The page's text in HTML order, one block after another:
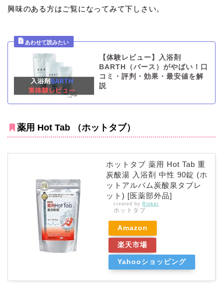
興味のある方はご覧になってみて下しさい。
【体験レビュー】入浴剤
BARTH（バース）がやばい！口
コミ・評判・効果・最安値を解
説
薬用 Hot Tab （ホットタブ）
ホットタブ 薬用 Hot Tab 重
炭酸湯 入浴剤 中性 90錠 (ホ
ットアルバム炭酸泉タブレ
ット) [医薬部外品]
created by Rinker
ホットタブ
Amazon
楽天市場
Yahooショッピング